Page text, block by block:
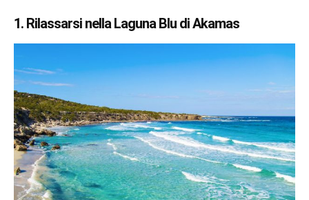
1. Rilassarsi nella Laguna Blu di Akamas